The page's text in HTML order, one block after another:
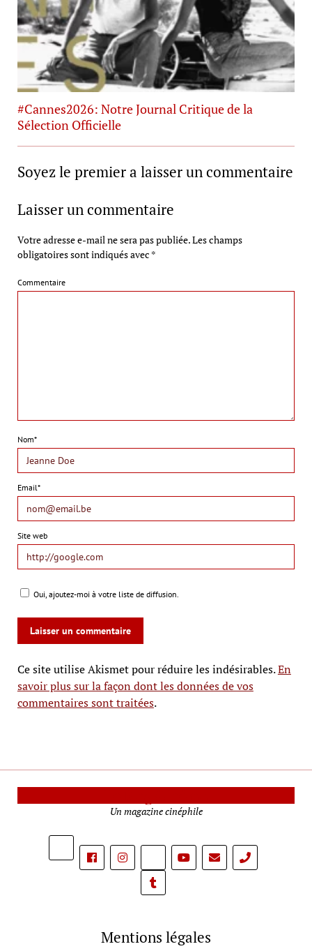
#Cannes2026: Notre Journal Critique de la
Sélection Officielle
Soyez le premier a laisser un commentaire
Laisser un commentaire
Votre adresse e-mail ne sera pas publiée.Les champs
obligatoires sont indiqués avec *
Commentaire
Nom*
Email*
Site web
Oui, ajoutez-moi à votre liste de diffusion.
Ce site utilise Akismet pour réduire les indésirables.En
savoir plus sur la façon dont les données de vos
commentaires sont traitées.
Un magazine cinéphile
phone
Mentions légales